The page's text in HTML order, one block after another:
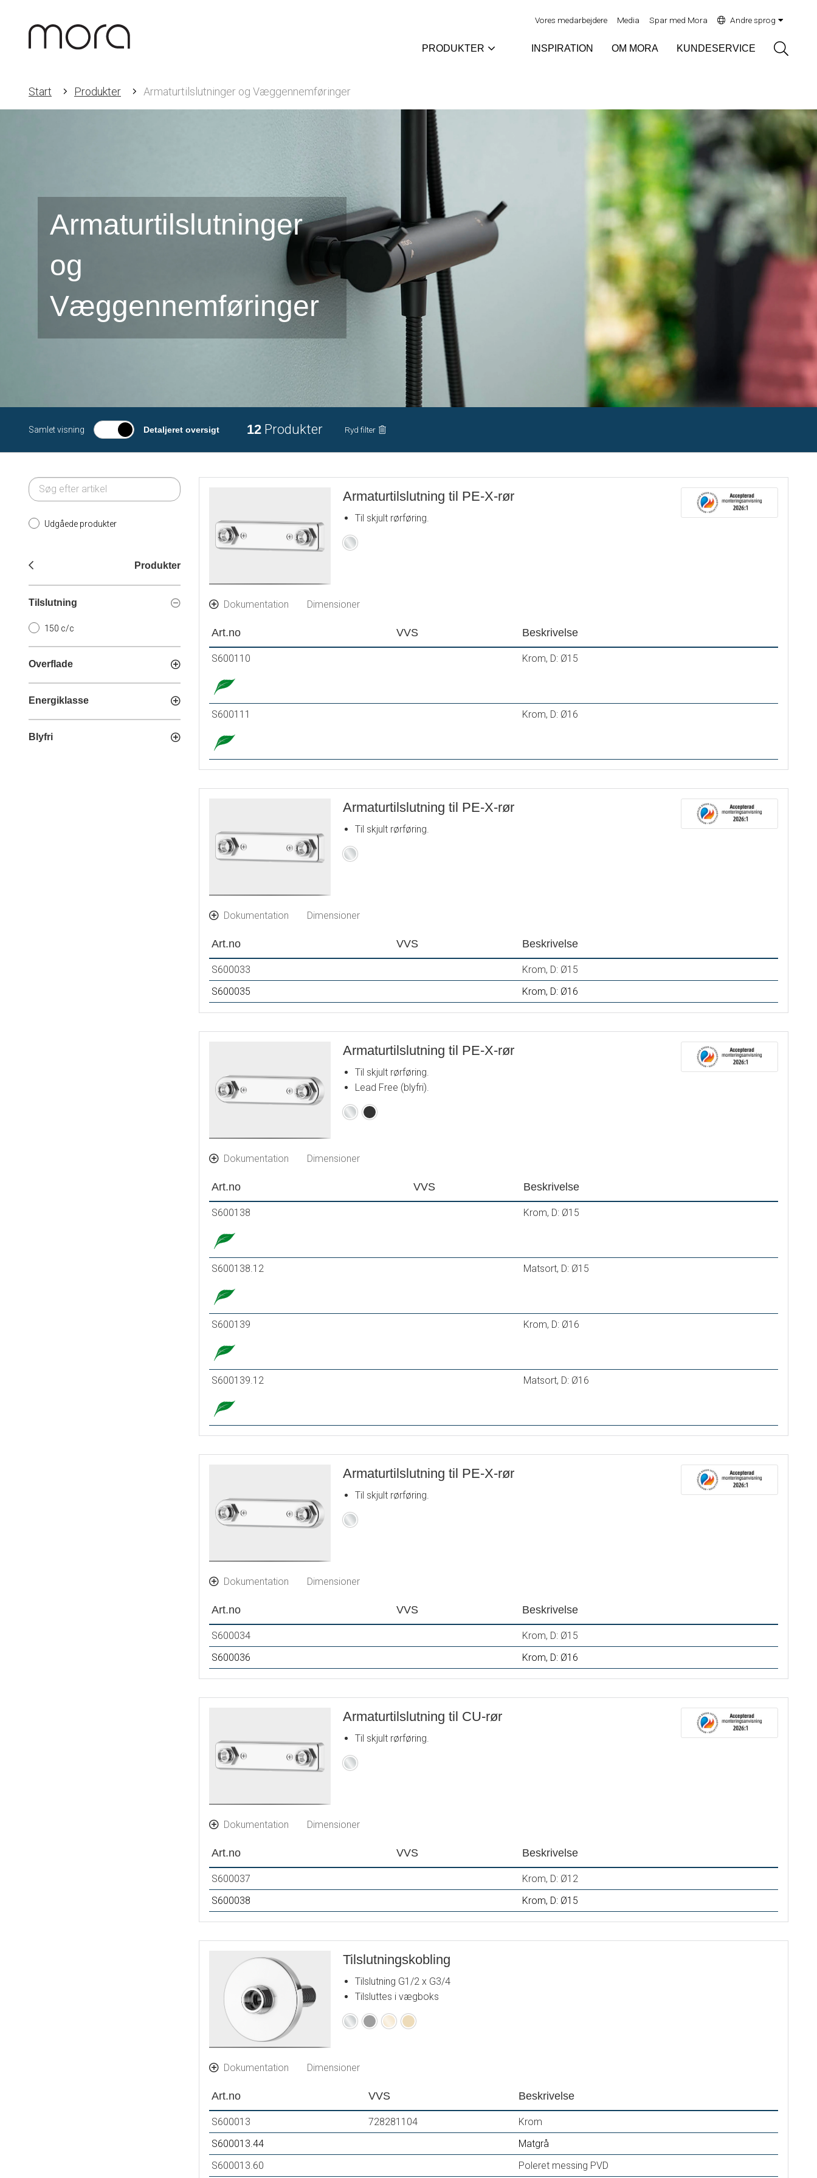
Vores medarbejdere Media Spar med Mora Andre sprog
PRODUKTER INSPIRATION OM MORA KUNDESERVICE
Start Produkter Armaturtilslutninger og Væggennemføringer
Armaturtilslutninger
og
Væggennemføringer
Samlet visning Detaljeret oversigt 12 Produkter Ryd filter
Udgåede produkter
Produkter
Tilslutning
150 c/c
Overflade
Energiklasse
Blyfri
Armaturtilslutning til PE-X-rør
Til skjult rørføring.
Krom
Dokumentation Dimensioner
Art.no VVS Beskrivelse
S600110 Krom, D: Ø15
S600111 Krom, D: Ø16
Armaturtilslutning til PE-X-rør
Til skjult rørføring.
Krom
Dokumentation Dimensioner
Art.no VVS Beskrivelse
S600033
Krom, D: Ø15
S600035
Krom, D: Ø16
Armaturtilslutning til PE-X-rør
Til skjult rørføring.
Lead Free (blyfri).
KromMatsort
Dokumentation Dimensioner
Art.no VVS Beskrivelse
S600138 Krom, D: Ø15
S600138.12 Matsort, D: Ø15
S600139 Krom, D: Ø16
S600139.12 Matsort, D: Ø16
Armaturtilslutning til PE-X-rør
Til skjult rørføring.
Krom
Dokumentation Dimensioner
Art.no VVS Beskrivelse
S600034
Krom, D: Ø15
S600036
Krom, D: Ø16
Armaturtilslutning til CU-rør
Til skjult rørføring.
Krom
Dokumentation Dimensioner
Art.no VVS Beskrivelse
S600037
Krom, D: Ø12
S600038
Krom, D: Ø15
Tilslutningskobling
Tilslutning G1/2 x G3/4
Tilsluttes i vægboks
KromMatgråPoleretBørstet
Dokumentation
Dimensioner
Art.no VVS Beskrivelse
S600013 728281104
Krom
S600013.44
Matgrå
S600013.60
Poleret messing PVD